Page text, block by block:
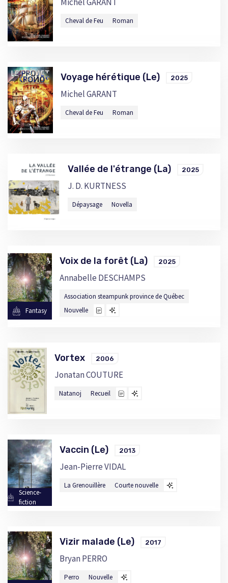
Cheval de Feu Roman
Voyage hérétique (Le) 2025
Michel GARANT
Cheval de Feu Roman
Vallée de l'étrange (La) 2025
J. D. KURTNESS
Dépaysage Novella
Fantasy
Voix de la forêt (La) 2025
Annabelle DESCHAMPS
Association steampunk province de Québec
Nouvelle
Vortex 2006
Jonatan COUTURE
Natanoj Recueil
Science-
fiction
Vaccin (Le) 2013
Jean-Pierre VIDAL
La Grenouillère Courte nouvelle
Vizir malade (Le) 2017
Bryan PERRO
Perro Nouvelle